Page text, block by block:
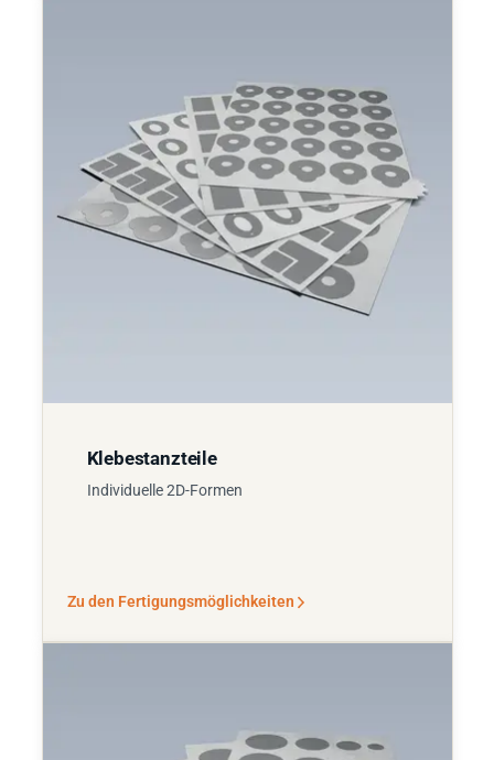
Klebestanzteile
Individuelle 2D-Formen
Zu den Fertigungsmöglichkeiten